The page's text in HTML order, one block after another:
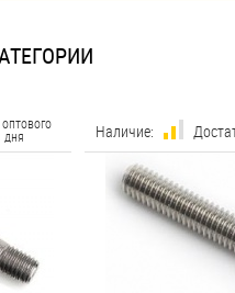
дня Наличие: склада от 1 дня